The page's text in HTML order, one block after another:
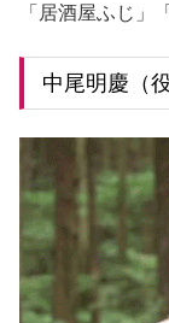
「居酒屋ふじ」
中尾明慶（